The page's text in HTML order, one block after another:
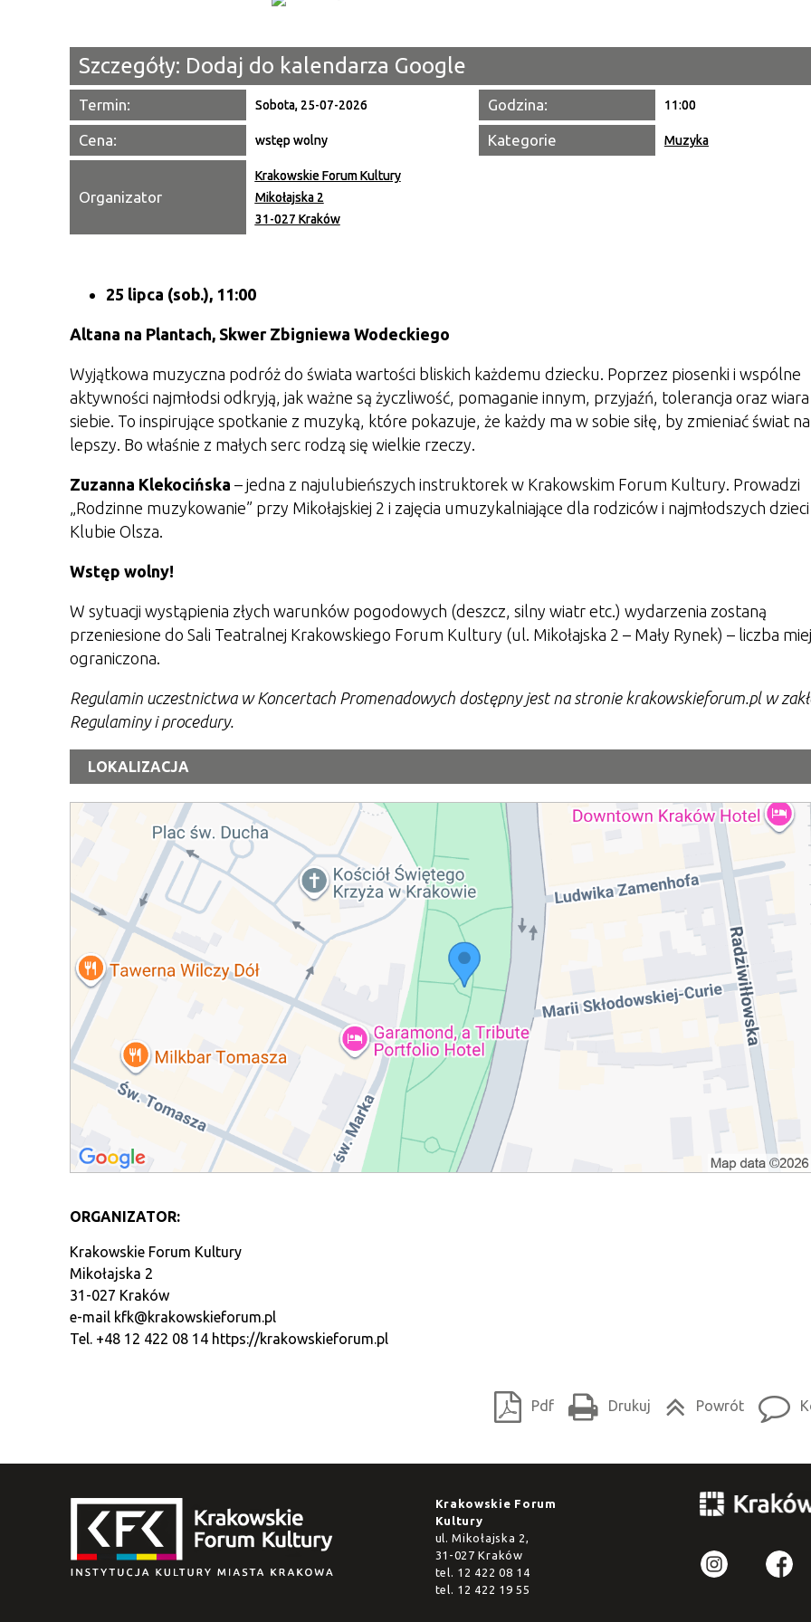
Miejsce
Szczegóły: Dodaj do kalendarza Google
Termin: Sobota, 25-07-2026 Godzina: 11:00
Cena: wstęp wolny Kategorie Muzyka
Organizator
Krakowskie Forum Kultury
Mikołajska 2
31-027 Kraków
25 lipca (sob.), 11:00
Altana na Plantach, Skwer Zbigniewa Wodeckiego
Wyjątkowa muzyczna podróż do świata wartości bliskich każdemu dziecku. Poprzez piosenki i wspólne
aktywności najmłodsi odkryją, jak ważne są życzliwość, pomaganie innym, przyjaźń, tolerancja oraz
siebie. To inspirujące spotkanie z muzyką, które pokazuje, że każdy ma w sobie siłę, by zmieniać świat na
lepszy. Bo właśnie z małych serc rodzą się wielkie rzeczy.
Zuzanna Klekocińska – jedna z najulubieńszych instruktorek w Krakowskim Forum Kultury. Prowadzi
„Rodzinne muzykowanie” przy Mikołajskiej 2 i zajęcia umuzykalniające dla rodziców i najmłodszych
Klubie Olsza.
Wstęp wolny!
W sytuacji wystąpienia złych warunków pogodowych (deszcz, silny wiatr etc.) wydarzenia zostaną
przeniesione do Sali Teatralnej Krakowskiego Forum Kultury (ul. Mikołajska 2 – Mały Rynek) – liczba
ograniczona.
Regulamin uczestnictwa w Koncertach Promenadowych dostępny jest na stronie krakowskieforum.pl w
Regulaminy i procedury.
LOKALIZACJA
ORGANIZATOR:
Krakowskie Forum Kultury
Mikołajska 2
31-027 Kraków
e-mail kfk@krakowskieforum.pl
Tel. +48 12 422 08 14 https://krakowskieforum.pl
Pdf Drukuj Powrót
Krakowskie Forum
Kultury
ul. Mikołajska 2,
31-027 Kraków
tel. 12 422 08 14
tel. 12 422 19 55